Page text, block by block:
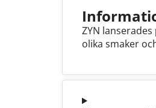
ZYN
olika smaker